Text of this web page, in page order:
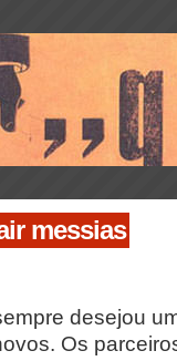
messias
desejou
Os